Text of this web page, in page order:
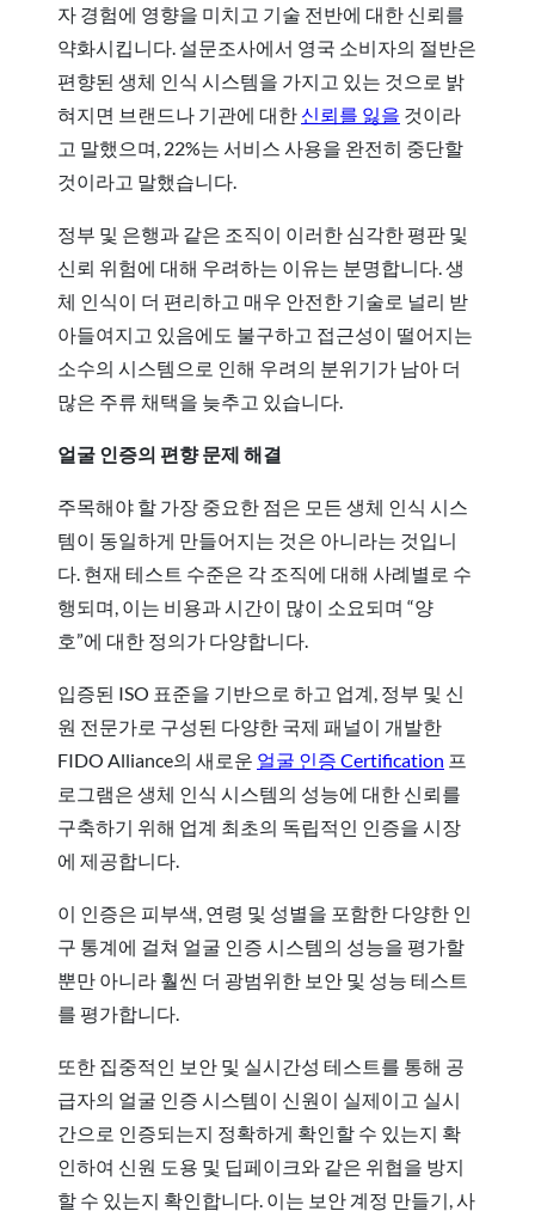
자 경험에 영향을 미치고 기술 전반에 대한 신뢰를
약화시킵니다. 설문조사에서 영국 소비자의 절반은
편향된 생체 인식 시스템을 가지고 있는 것으로 밝
혀지면 브랜드나 기관에 대한 신뢰를 잃을 것이라
고 말했으며, 22%는 서비스 사용을 완전히 중단할
것이라고 말했습니다.
정부 및 은행과 같은 조직이 이러한 심각한 평판 및
신뢰 위험에 대해 우려하는 이유는 분명합니다. 생
체 인식이 더 편리하고 매우 안전한 기술로 널리 받
아들여지고 있음에도 불구하고 접근성이 떨어지는
소수의 시스템으로 인해 우려의 분위기가 남아 더
많은 주류 채택을 늦추고 있습니다.
얼굴 인증의 편향 문제 해결
주목해야 할 가장 중요한 점은 모든 생체 인식 시스
템이 동일하게 만들어지는 것은 아니라는 것입니
다. 현재 테스트 수준은 각 조직에 대해 사례별로 수
행되며, 이는 비용과 시간이 많이 소요되며 “양
호”에 대한 정의가 다양합니다.
입증된 ISO 표준을 기반으로 하고 업계, 정부 및 신
원 전문가로 구성된 다양한 국제 패널이 개발한
FIDO Alliance의 새로운 얼굴 인증 Certification 프
로그램은 생체 인식 시스템의 성능에 대한 신뢰를
구축하기 위해 업계 최초의 독립적인 인증을 시장
에 제공합니다.
이 인증은 피부색, 연령 및 성별을 포함한 다양한 인
구 통계에 걸쳐 얼굴 인증 시스템의 성능을 평가할
뿐만 아니라 훨씬 더 광범위한 보안 및 성능 테스트
를 평가합니다.
또한 집중적인 보안 및 실시간성 테스트를 통해 공
급자의 얼굴 인증 시스템이 신원이 실제이고 실시
간으로 인증되는지 정확하게 확인할 수 있는지 확
인하여 신원 도용 및 딥페이크와 같은 위협을 방지
할 수 있는지 확인합니다. 이는 보안 계정 만들기, 사